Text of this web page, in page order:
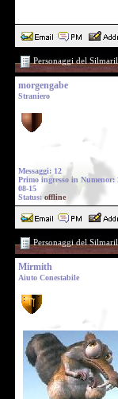
Personaggi del
morgengabe
Straniero
Messaggi: 12
Primo ingresso in Numenor:
08-15
Status: offline
Personaggi del
Mirmith
Aiuto Conestabile